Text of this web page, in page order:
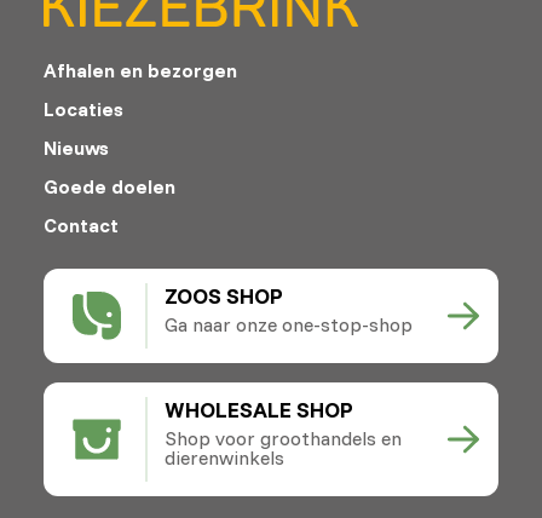
ZOOS SHOP
Ga naar onze one-stop-shop
WHOLESALE SHOP
Shop voor groothandels en
dierenwinkels
Afhalen en bezorgen
Locaties
Nieuws
Goede doelen
Contact